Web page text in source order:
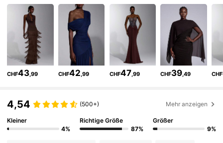
772K Follower
772K Follower
772K Follower
CHF43 ,99 CHF42 ,99 CHF47 ,99 CHF39 ,49 CHF
4,54 (500+) Mehr anzeigen
Kleiner
4%
Richtige Größe
87%
Größer
9%